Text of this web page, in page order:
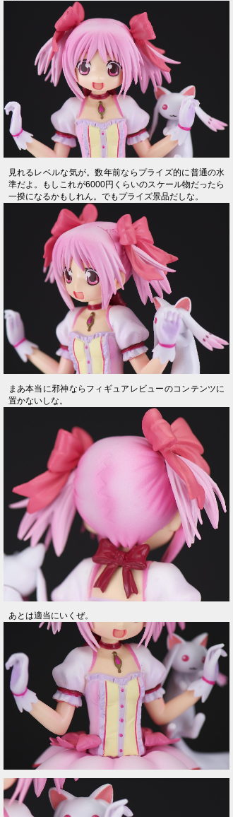
見れるレベルな気が。数年前ならプライズ的に普通の水
準だよ。もしこれが6000円くらいのスケール物だったら
一揆になるかもしれん。でもプライズ景品だしな。
まあ本当に邪神ならフィギュアレビューのコンテンツに
置かないしな。
あとは適当にいくぜ。